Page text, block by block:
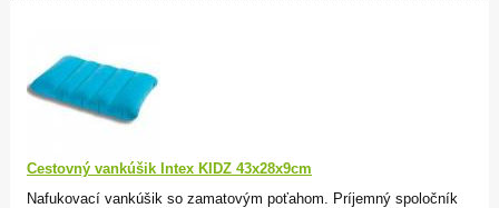
Cestovný vankúšik Intex KIDZ 43x28x9cm
Nafukovací vankúšik so zamatovým poťahom. Príjemný spoločník